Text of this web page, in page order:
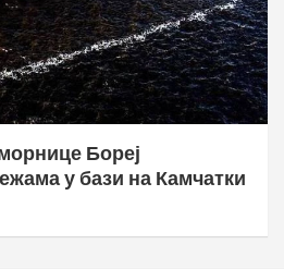
Бореј
у бази на Камчатки